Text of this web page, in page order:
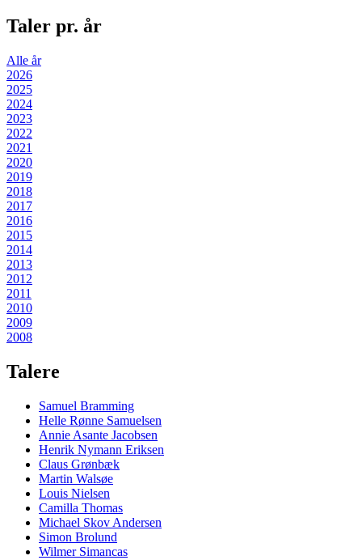
Taler pr. år
Alle år
2026
2025
2024
2023
2022
2021
2020
2019
2018
2017
2016
2015
2014
2013
2012
2011
2010
2009
2008
Talere
Samuel Bramming
Helle Rønne Samuelsen
Annie Asante Jacobsen
Henrik Nymann Eriksen
Claus Grønbæk
Martin Walsøe
Louis Nielsen
Camilla Thomas
Michael Skov Andersen
Simon Brolund
Wilmer Simancas